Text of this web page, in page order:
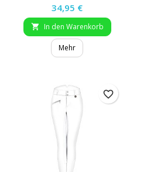
Preis
34,95 €
 In den Warenkorb
Mehr
favorite_border